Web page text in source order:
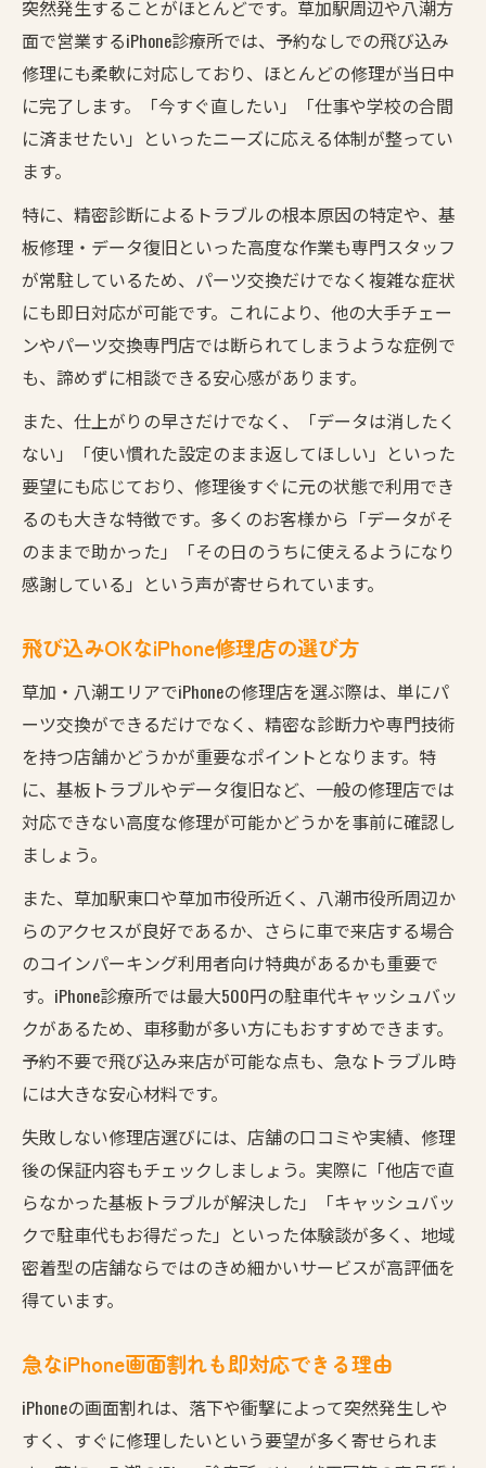
突然発生することがほとんどです。草加駅周辺や八潮方
面で営業するiPhone診療所では、予約なしでの飛び込み
修理にも柔軟に対応しており、ほとんどの修理が当日中
に完了します。「今すぐ直したい」「仕事や学校の合間
に済ませたい」といったニーズに応える体制が整ってい
ます。
特に、精密診断によるトラブルの根本原因の特定や、基
板修理・データ復旧といった高度な作業も専門スタッフ
が常駐しているため、パーツ交換だけでなく複雑な症状
にも即日対応が可能です。これにより、他の大手チェー
ンやパーツ交換専門店では断られてしまうような症例で
も、諦めずに相談できる安心感があります。
また、仕上がりの早さだけでなく、「データは消したく
ない」「使い慣れた設定のまま返してほしい」といった
要望にも応じており、修理後すぐに元の状態で利用でき
るのも大きな特徴です。多くのお客様から「データがそ
のままで助かった」「その日のうちに使えるようになり
感謝している」という声が寄せられています。
飛び込みOKなiPhone修理店の選び方
草加・八潮エリアでiPhoneの修理店を選ぶ際は、単にパ
ーツ交換ができるだけでなく、精密な診断力や専門技術
を持つ店舗かどうかが重要なポイントとなります。特
に、基板トラブルやデータ復旧など、一般の修理店では
対応できない高度な修理が可能かどうかを事前に確認し
ましょう。
また、草加駅東口や草加市役所近く、八潮市役所周辺か
らのアクセスが良好であるか、さらに車で来店する場合
のコインパーキング利用者向け特典があるかも重要で
す。iPhone診療所では最大500円の駐車代キャッシュバッ
クがあるため、車移動が多い方にもおすすめできます。
予約不要で飛び込み来店が可能な点も、急なトラブル時
には大きな安心材料です。
失敗しない修理店選びには、店舗の口コミや実績、修理
後の保証内容もチェックしましょう。実際に「他店で直
らなかった基板トラブルが解決した」「キャッシュバッ
クで駐車代もお得だった」といった体験談が多く、地域
密着型の店舗ならではのきめ細かいサービスが高評価を
得ています。
急なiPhone画面割れも即対応できる理由
iPhoneの画面割れは、落下や衝撃によって突然発生しや
すく、すぐに修理したいという要望が多く寄せられま